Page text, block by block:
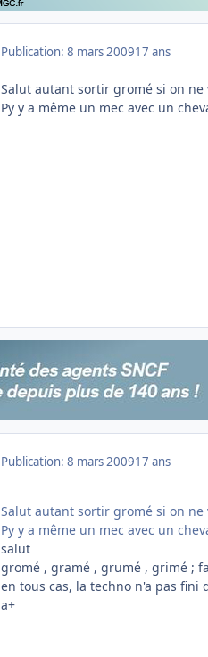
Publication: 8 mars 200917 ans
Salut autant sortir gromé si on
Py y a même un mec avec un
Publication: 8 mars 200917 ans
Salut autant sortir gromé si on
Py y a même un mec avec un
salut
gromé , gramé , grumé , grimé ;
en tous cas, la techno n'a pas fini
a+